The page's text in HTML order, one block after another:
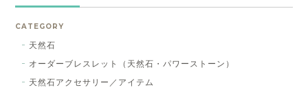
CATEGORY
天然石
オーダーブレスレット（天然石・パワーストーン）
天然石アクセサリー／アイテム